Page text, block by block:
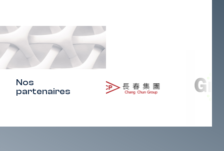
Nos
partenaires